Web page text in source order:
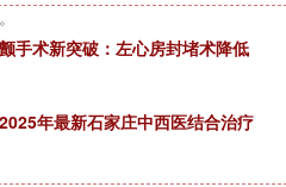
手术新突破：左心房封堵术降低
年最新石家庄中西医结合治疗